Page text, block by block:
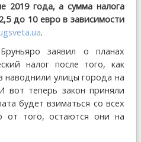
2019 года, а сумма налога
до 10 евро в зависимости
.
заявил о планах
налог после того, как
наводнили улицы города на
теперь закон приняли
будет взиматься со всех
от того, остаются они на